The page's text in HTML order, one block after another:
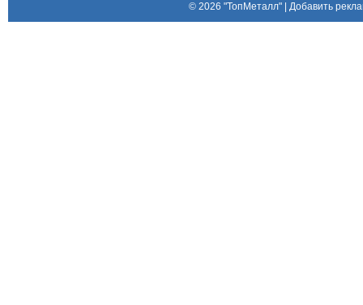
© 2026 "ТопМеталл"| Добавить